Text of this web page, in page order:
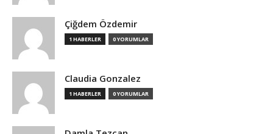
Çiğdem Özdemir
1 HABERLER 0 YORUMLAR
Claudia Gonzalez
1 HABERLER 0 YORUMLAR